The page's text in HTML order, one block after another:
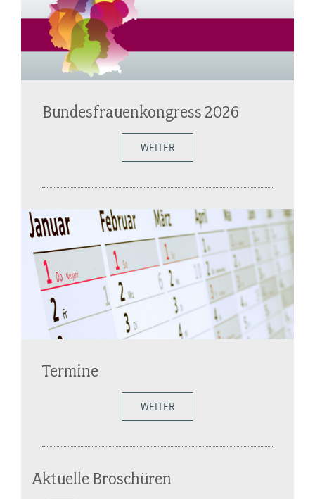
Bundesfrauenkongress 2026
WEITER
Termine
WEITER
Aktuelle Broschüren